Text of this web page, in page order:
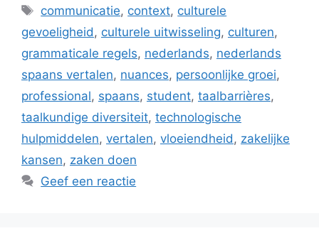
Tags
communicatie, context, culturele
gevoeligheid, culturele uitwisseling, culturen,
grammaticale regels, nederlands, nederlands
spaans vertalen, nuances, persoonlijke groei,
professional, spaans, student, taalbarrières,
taalkundige diversiteit, technologische
hulpmiddelen, vertalen, vloeiendheid, zakelijke
kansen, zaken doen
Geef een reactie